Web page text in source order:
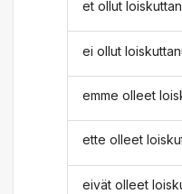
et ollut
ei ollut
emme olleet
ette olleet
eivät olleet